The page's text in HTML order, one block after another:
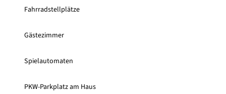
Fahrradstellplätze
Gästezimmer
Spielautomaten
PKW-Parkplatz am Haus